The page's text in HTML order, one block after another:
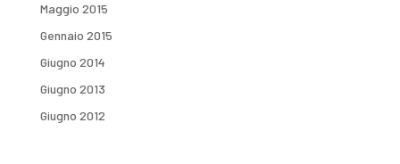
Maggio 2015
Gennaio 2015
Giugno 2014
Giugno 2013
Giugno 2012